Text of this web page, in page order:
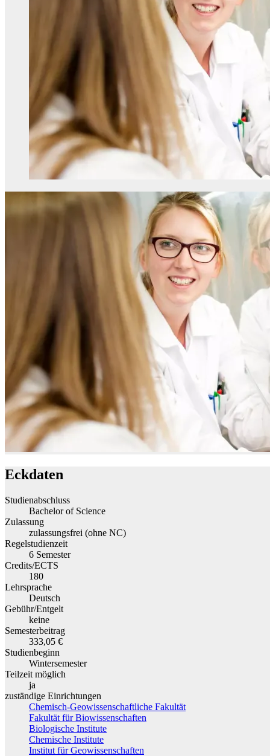
Eckdaten
Studienabschluss
Bachelor of Science
Zulassung
zulassungsfrei (ohne NC)
Regelstudienzeit
6 Semester
Credits/ECTS
180
Lehrsprache
Deutsch
Gebühr/Entgelt
keine
Semesterbeitrag
333,05 €
Studienbeginn
Wintersemester
Teilzeit möglich
ja
zuständige Einrichtungen
Chemisch-Geowissenschaftliche Fakultät
Fakultät für Biowissenschaften
Biologische Institute
Chemische Institute
Institut für Geowissenschaften